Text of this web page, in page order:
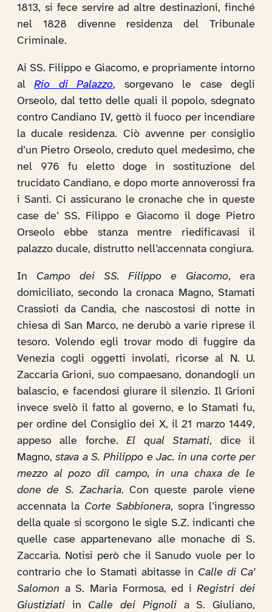
1813, si fece servire ad altre destinazioni, finché
nel 1828 divenne residenza del Tribunale
Criminale.
Ai SS. Filippo e Giacomo, e propriamente intorno
alRio di Palazzo, sorgevano le case degli
Orseolo, dal tetto delle quali il popolo, sdegnato
contro Candiano IV, gettò il fuoco per incendiare
la ducale residenza. Ciò avvenne per consiglio
d’un Pietro Orseolo, creduto quel medesimo, che
nel 976 fu eletto doge in sostituzione del
trucidato Candiano, e dopo morte annoverossi fra
i Santi. Ci assicurano le cronache che in queste
case de’ SS. Filippo e Giacomo il doge Pietro
Orseolo ebbe stanza mentre riedificavasi il
palazzo ducale, distrutto nell’accennata congiura.
In Campo dei SS. Filippo e Giacomo, era
domiciliato, secondo la cronaca Magno, Stamati
Crassioti da Candia, che nascostosi di notte in
chiesa di San Marco, ne derubò a varie riprese il
tesoro. Volendo egli trovar modo di fuggire da
Venezia cogli oggetti involati, ricorse al N. U.
Zaccaria Grioni, suo compaesano, donandogli un
balascio, e facendosi giurare il silenzio. Il Grioni
invece svelò il fatto al governo, e lo Stamati fu,
per ordine del Consiglio dei X, il 21 marzo 1449,
appeso alle forche.El qual Stamati, dice il
Magno,stava a S. Philippo e Jac. in una corte per
mezzo al pozo dil campo, in una chaxa de le
done de S. Zacharia. Con queste parole viene
accennata la Corte Sabbionera, sopra l’ingresso
della quale si scorgono le sigle S.Z. indicanti che
quelle case appartenevano alle monache di S.
Zaccaria. Notisi però che il Sanudo vuole per lo
contrario che lo Stamati abitasse in Calle di Ca’
Salomon a S. Maria Formosa, ed iRegistri dei
Giustiziati in Calle dei Pignolia S. Giuliano,